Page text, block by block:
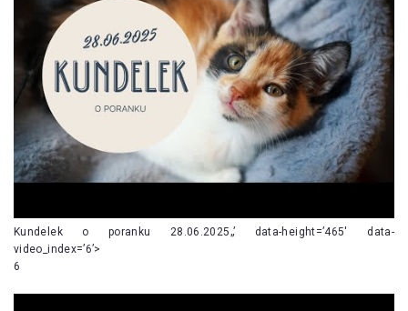
Kundelek o poranku 28.06.2025„’ data-height=’465′ data-
video_index=’6’>
6